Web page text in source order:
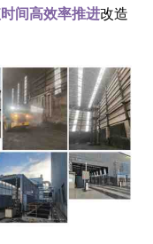
间高效率推进改造